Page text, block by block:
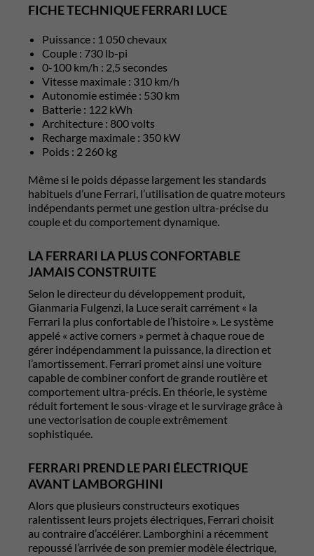
FICHE TECHNIQUE FERRARI LUCE
Puissance : 1 050 chevaux
Couple : 730 lb-pi
0-100 km/h : 2,5 secondes
Vitesse maximale : 310 km/h
Autonomie estimée : 530 km
Batterie : 122 kWh
Architecture : 800 volts
Recharge maximale : 350 kW
Poids : 2 260 kg
Même si le poids dépasse largement les standards
habituels d’une Ferrari, l’utilisation de quatre moteurs
indépendants permet une gestion ultra-précise du
couple et du comportement dynamique.
LA FERRARI LA PLUS CONFORTABLE
JAMAIS CONSTRUITE
Selon le directeur du développement produit,
Gianmaria Fulgenzi, la Luce serait carrément « la
Ferrari la plus confortable de l’histoire ». Le système
appelé « active corners » permet à chaque roue de
gérer indépendamment la puissance, la direction et
l’amortissement. Ferrari promet ainsi une voiture
capable de combiner confort de grande routière et
comportement ultra-précis. En théorie, le système
réduit fortement le sous-virage et le survirage grâce à
une vectorisation de couple extrêmement
sophistiquée.
FERRARI PREND LE PARI ÉLECTRIQUE
AVANT LAMBORGHINI
Alors que plusieurs constructeurs exotiques
ralentissent leurs projets électriques, Ferrari choisit
au contraire d’accélérer. Lamborghini a récemment
repoussé l’arrivée de son premier modèle électrique,